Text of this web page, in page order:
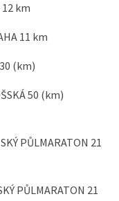
12 km
11 km
(km)
50 (km)
PŮLMARATON 21
PŮLMARATON 21